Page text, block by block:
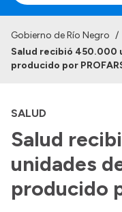
Institucional
Autoridades
Consejos locales
Transparencia
Gobierno de Río Negro /
Salud recibió 450.000
producido por
SALUD
Salud
unidades
producido